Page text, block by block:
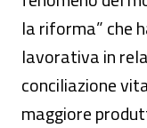
la riforma” che
lavorativa in
conciliazione
maggiore